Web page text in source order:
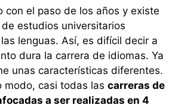
con el paso de los años y existe
estudios universitarios
lenguas. Así, es difícil decir a
dura la carrera de idiomas. Ya
unas características diferentes.
modo, casi todas las carreras de
a ser realizadas en 4